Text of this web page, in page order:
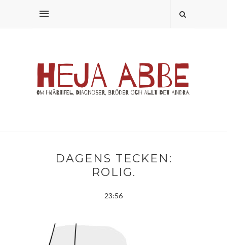
DAGENS TECKEN:
ROLIG.
23:56